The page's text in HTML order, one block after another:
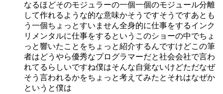
なるほどそのモジュラーの一個一個のモジュール分離
して作れるような的な意味かそうですそうですあとも
う一個ちょっとすいません全身的に仕事をするインク
リメンタルに仕事をするというこのショーの中でちょ
っと響いたことをちょっと紹介するんですけどこの筆
者はどうやら優秀なプログラマーだと社会会社で言わ
れてるらしいですね僕はそんな自覚ないけどただなぜ
そう言われるかをちょっと考えてみたとそれはなぜか
というと僕は